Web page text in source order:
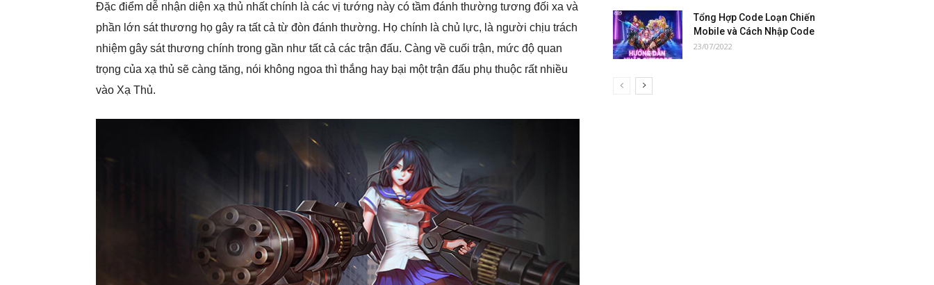
Đặc điểm dễ nhận diện xạ thủ nhất chính là các vị tướng này có tầm đánh thường tương đối xa và
phần lớn sát thương họ gây ra tất cả từ đòn đánh thường. Họ chính là chủ lực, là người chịu trách
nhiệm gây sát thương chính trong gần như tất cả các trận đấu. Càng về cuối trận, mức độ quan
trọng của xạ thủ sẽ càng tăng, nói không ngoa thì thắng hay bại một trận đấu phụ thuộc rất nhiều
vào Xạ Thủ.
Tổng Hợp Code Loạn Chiến
Mobile và Cách Nhập Code
23/07/2022